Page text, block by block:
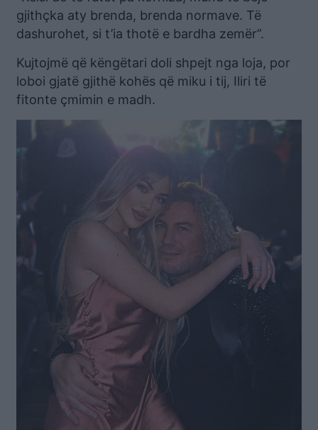
gjithçka aty brenda, brenda normave. Të
dashurohet, si t’ia thotë e bardha zemër”.
Kujtojmë që këngëtari doli shpejt nga loja, por
loboi gjatë gjithë kohës që miku i tij, Iliri të
fitonte çmimin e madh.